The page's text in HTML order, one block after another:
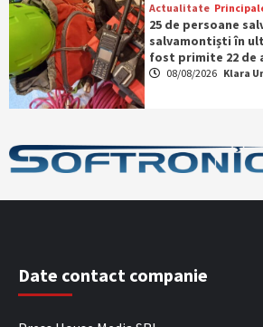
Actualitate
25 de persoane
salvamontiști în
fost primite 22 de
08/08/2026 Klara
Date contact companie